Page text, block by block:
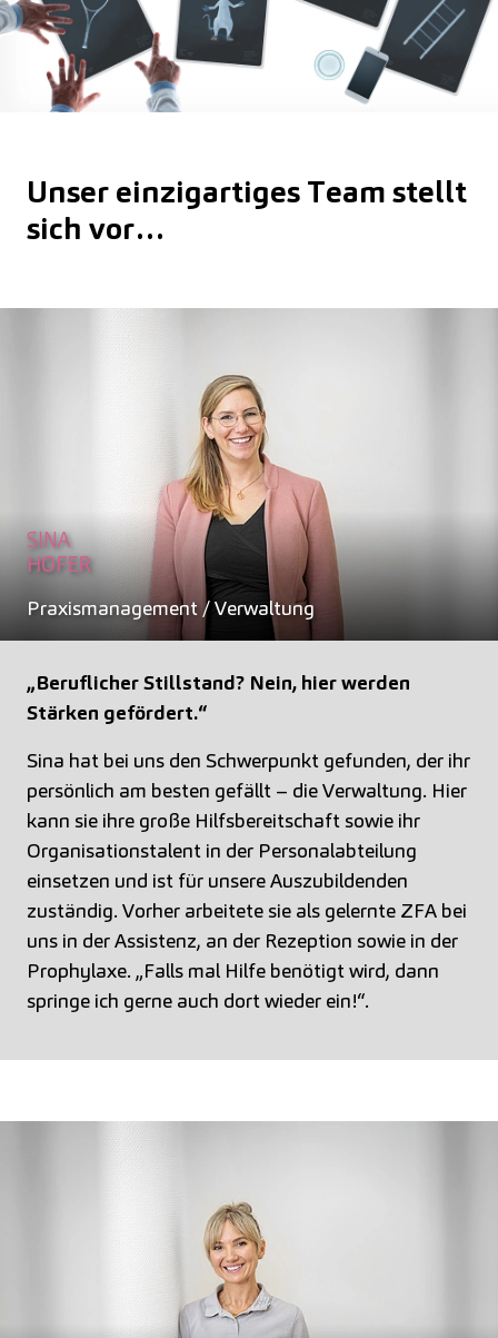
Unser einzigartiges Team stellt
sich vor…
SINA
HOFER
Praxismanagement / Verwaltung
„Beruflicher Stillstand? Nein, hier werden
Stärken gefördert.“
Sina hat bei uns den Schwerpunkt gefunden, der ihr
persönlich am besten gefällt – die Verwaltung. Hier
kann sie ihre große Hilfsbereitschaft sowie ihr
Organisationstalent in der Personalabteilung
einsetzen und ist für unsere Auszubildenden
zuständig. Vorher arbeitete sie als gelernte ZFA bei
uns in der Assistenz, an der Rezeption sowie in der
Prophylaxe. „Falls mal Hilfe benötigt wird, dann
springe ich gerne auch dort wieder ein!“.